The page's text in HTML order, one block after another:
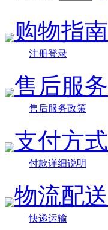
购物指南
注册登录
售后服务
售后服务政策
支付方式
付款详细说明
物流配送
快递运输